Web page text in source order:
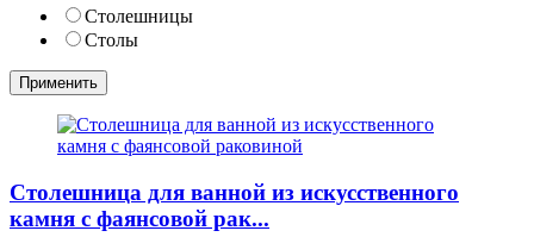
Столешницы
Столы
Столешница для ванной из искусственного
камня c фаянсовой рак...